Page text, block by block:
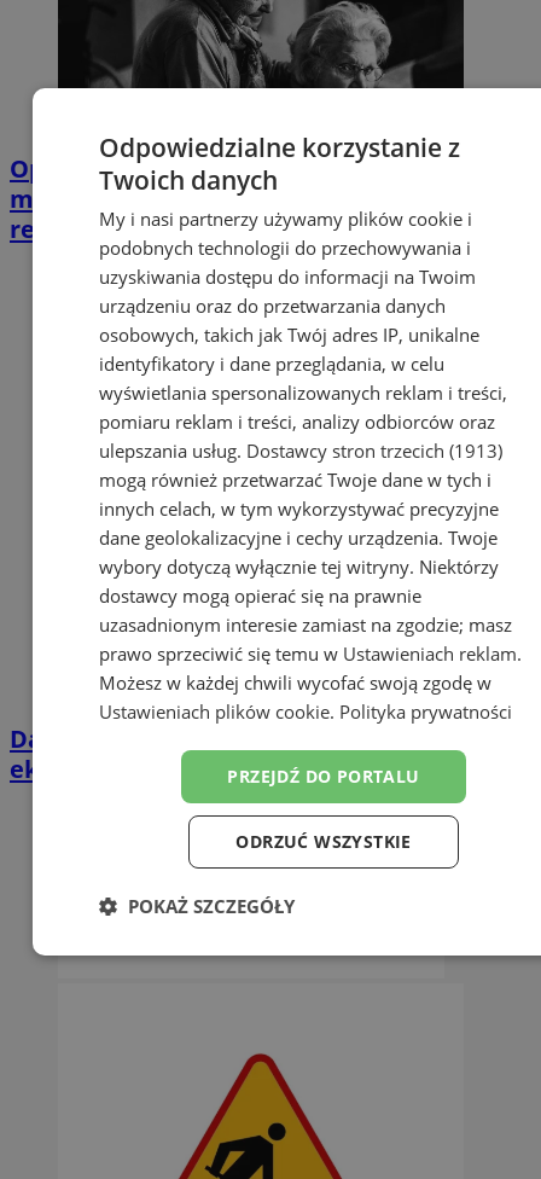
Opiekujesz się bliską osobą? Ta ankieta
może wpłynąć na przyszłe wsparcie w
regionie
Darmowe wakacyjne kino w Orzeszu. Na
ekranie „Mój brat niedźwiedź 2”
Odpowiedzialne korzystanie z
Twoich danych
My i nasi partnerzy używamy plików cookie i
podobnych technologii do przechowywania i
uzyskiwania dostępu do informacji na Twoim
urządzeniu oraz do przetwarzania danych
osobowych, takich jak Twój adres IP, unikalne
identyfikatory i dane przeglądania, w celu
wyświetlania spersonalizowanych reklam i treści,
pomiaru reklam i treści, analizy odbiorców oraz
ulepszania usług. Dostawcy stron trzecich (1913)
mogą również przetwarzać Twoje dane w tych i
innych celach, w tym wykorzystywać precyzyjne
dane geolokalizacyjne i cechy urządzenia. Twoje
wybory dotyczą wyłącznie tej witryny. Niektórzy
dostawcy mogą opierać się na prawnie
uzasadnionym interesie zamiast na zgodzie; masz
prawo sprzeciwić się temu w Ustawieniach reklam.
Możesz w każdej chwili wycofać swoją zgodę w
Ustawieniach plików cookie. Polityka prywatności
PRZEJDŹ DO PORTALU
ODRZUĆ WSZYSTKIE
POKAŻ SZCZEGÓŁY
Niezbędne Wydajność Targetowanie
Funkcjonalność